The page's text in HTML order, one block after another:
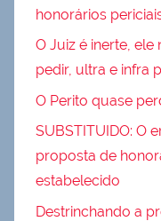
honorários
O Juiz é inerte,
pedir, ultra e infra
O Perito quase
SUBSTITUIDO: O
proposta de
estabelecido
Destrinchando a